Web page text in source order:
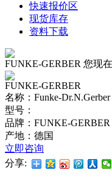
快速报价区
现货库存
资料下载
FUNKE-GERBER 您现
FUNKE-GERBER
名称：Funke-
型号：
品牌：FUNKE-GERBER
产地：德国
立即咨询
分享: